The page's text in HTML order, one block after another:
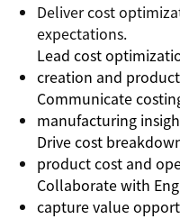
Deliver cost
expectations.
Lead cost
creation and
Communicate
manufacturing
Drive cost
product cost and
Collaborate with
capture value